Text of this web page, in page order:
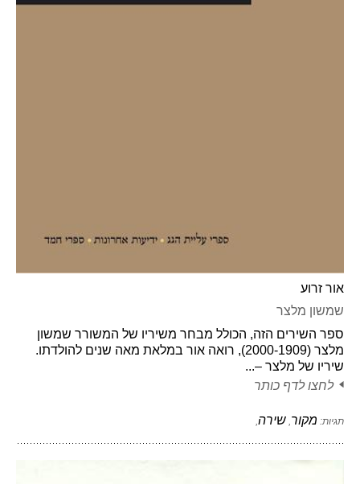
אור זרוע
שמשון מלצר
ספר השירים הזה, הכולל מבחר משיריו של המשורר שמשון
מלצר (2000-1909), רואה אור במלאת מאה שנים להולדתו.
שיריו של מלצר –...
לחצו לדף כותר
תגיות: מקור, שירה,